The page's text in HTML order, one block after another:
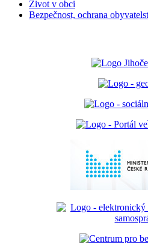
Život v obci
Bezpečnost, ochrana